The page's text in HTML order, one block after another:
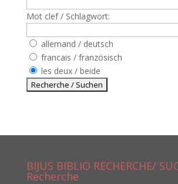
Mot clef / Schlagwort:
allemand / deutsch
francais / französisch
les deux / beide
BIJUS BIBLIO RECHERCHE/
Recherche